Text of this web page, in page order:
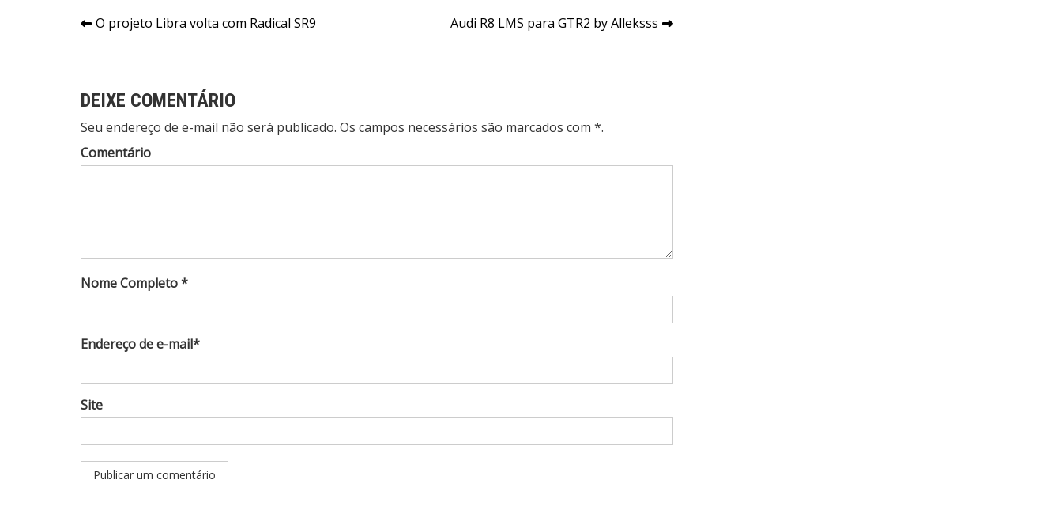
Navegação
O projeto Libra volta com Radical SR9 Audi R8 LMS para GTR2 by Alleksss
DEIXE COMENTÁRIO
Seu endereço de e-mail não será publicado. Os campos necessários são marcados com *.
Comentário
Nome Completo *
Endereço de e-mail*
Site